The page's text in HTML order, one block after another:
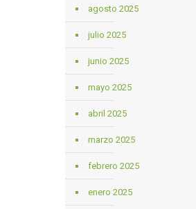
agosto 2025
julio 2025
junio 2025
mayo 2025
abril 2025
marzo 2025
febrero 2025
enero 2025